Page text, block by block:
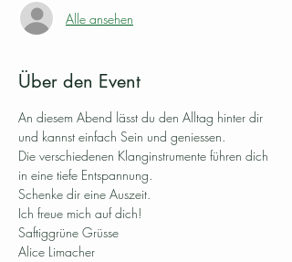
Alle ansehen
Über den Event
An diesem Abend lässt du den Alltag hinter dir
und kannst einfach Sein und geniessen.
Die verschiedenen Klanginstrumente führen dich
in eine tiefe Entspannung.
Schenke dir eine Auszeit.
Ich freue mich auf dich!
Saftiggrüne Grüsse
Alice Limacher